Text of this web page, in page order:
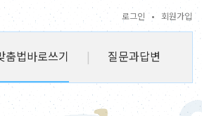
로그인 • 회원가입
춤법바로쓰기 | 질문과답변